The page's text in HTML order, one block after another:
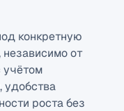
конкретную
от
учётом
удобства
роста без